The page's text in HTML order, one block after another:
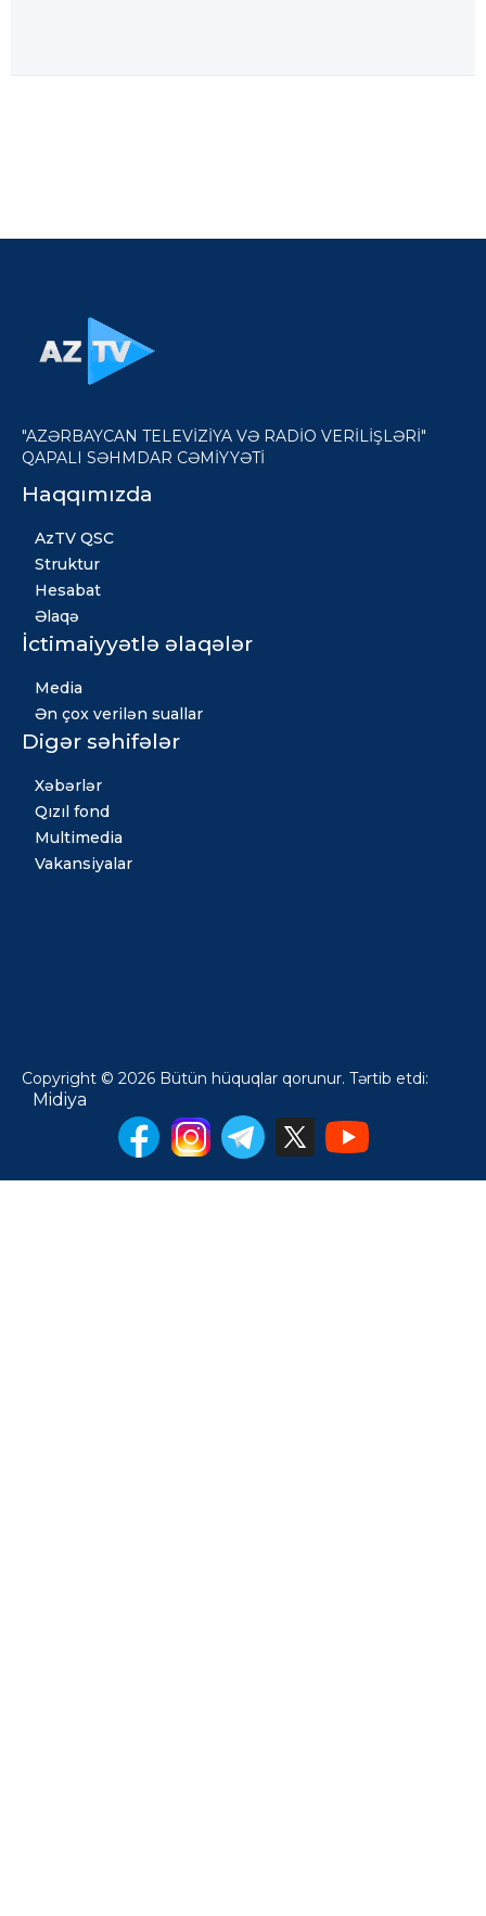
"AZƏRBAYCAN TELEVİZİYA VƏ RADİO VERİLİŞLƏRİ"
QAPALI SƏHMDAR CƏMİYYƏTİ
Haqqımızda
AzTV QSC
Struktur
Hesabat
Əlaqə
İctimaiyyətlə əlaqələr
Media
Ən çox verilən suallar
Digər səhifələr
Xəbərlər
Qızıl fond
Multimedia
Vakansiyalar
Copyright © 2026 Bütün hüquqlar qorunur. Tərtib etdi:
Midiya